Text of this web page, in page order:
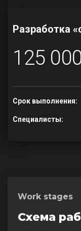
Разработка
125
Срок выполнения:
Специалисты:
Work stages
Схема